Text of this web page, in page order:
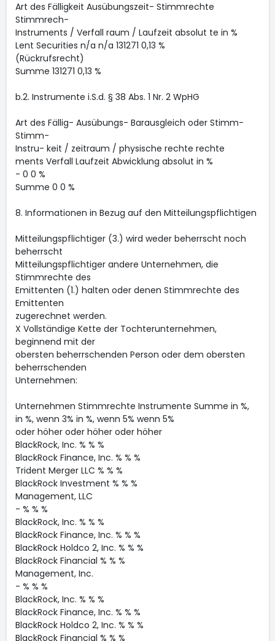
Art des Fälligkeit Ausübungszeit- Stimmrechte
Stimmrech-
Instruments / Verfall raum / Laufzeit absolut te in %
Lent Securities n/a n/a 131271 0,13 %
(Rückrufsrecht)
Summe 131271 0,13 %
b.2. Instrumente i.S.d. § 38 Abs. 1 Nr. 2 WpHG
Art des Fällig- Ausübungs- Barausgleich oder Stimm-
Stimm-
Instru- keit / zeitraum / physische rechte rechte
ments Verfall Laufzeit Abwicklung absolut in %
- 0 0 %
Summe 0 0 %
8. Informationen in Bezug auf den Mitteilungspflichtigen
Mitteilungspflichtiger (3.) wird weder beherrscht noch
beherrscht
Mitteilungspflichtiger andere Unternehmen, die
Stimmrechte des
Emittenten (1.) halten oder denen Stimmrechte des
Emittenten
zugerechnet werden.
X Vollständige Kette der Tochterunternehmen,
beginnend mit der
obersten beherrschenden Person oder dem obersten
beherrschenden
Unternehmen:
Unternehmen Stimmrechte Instrumente Summe in %,
in %, wenn 3% in %, wenn 5% wenn 5%
oder höher oder höher oder höher
BlackRock, Inc. % % %
BlackRock Finance, Inc. % % %
Trident Merger LLC % % %
BlackRock Investment % % %
Management, LLC
- % % %
BlackRock, Inc. % % %
BlackRock Finance, Inc. % % %
BlackRock Holdco 2, Inc. % % %
BlackRock Financial % % %
Management, Inc.
- % % %
BlackRock, Inc. % % %
BlackRock Finance, Inc. % % %
BlackRock Holdco 2, Inc. % % %
BlackRock Financial % % %